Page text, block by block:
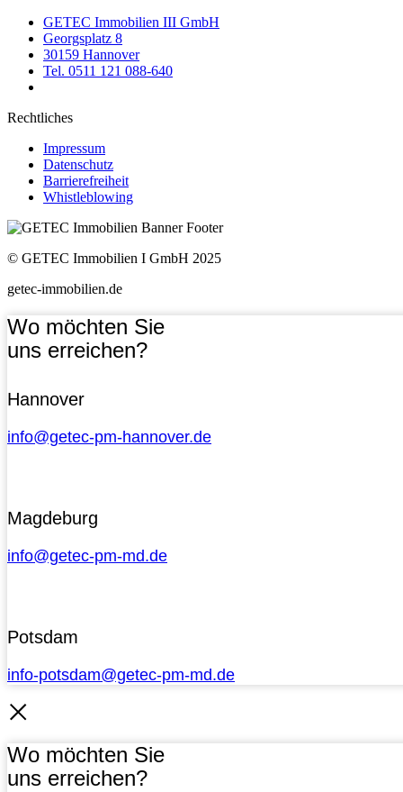
GETEC Immobilien III GmbH
Georgsplatz 8
30159 Hannover
Tel. 0511 121 088-640
Rechtliches
Impressum
Datenschutz
Barrierefreiheit
Whistleblowing
© GETEC Immobilien I GmbH 2025
getec-immobilien.de
Wo möchten Sie
uns erreichen?
Hannover
info@getec-pm-hannover.de
Magdeburg
info@getec-pm-md.de
Potsdam
info-potsdam@getec-pm-md.de
Wo möchten Sie
uns erreichen?